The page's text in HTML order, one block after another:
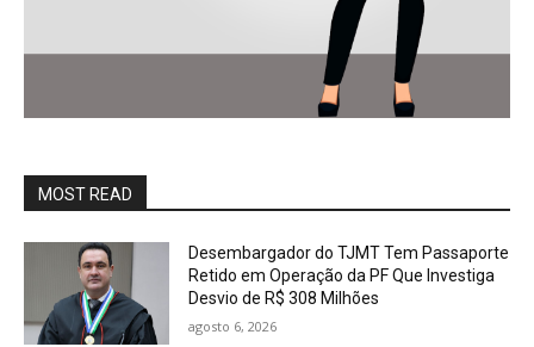
MOST READ
Desembargador do TJMT Tem Passaporte
Retido em Operação da PF Que Investiga
Desvio de R$ 308 Milhões
agosto 6, 2026